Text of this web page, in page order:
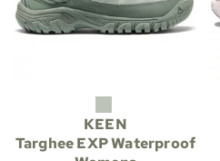
KEEN
Targhee EXP Waterproof